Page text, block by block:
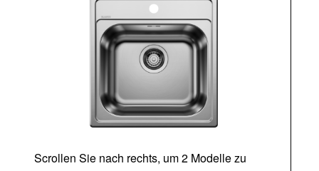
Scrollen Sie nach rechts, um 2 Modelle zu